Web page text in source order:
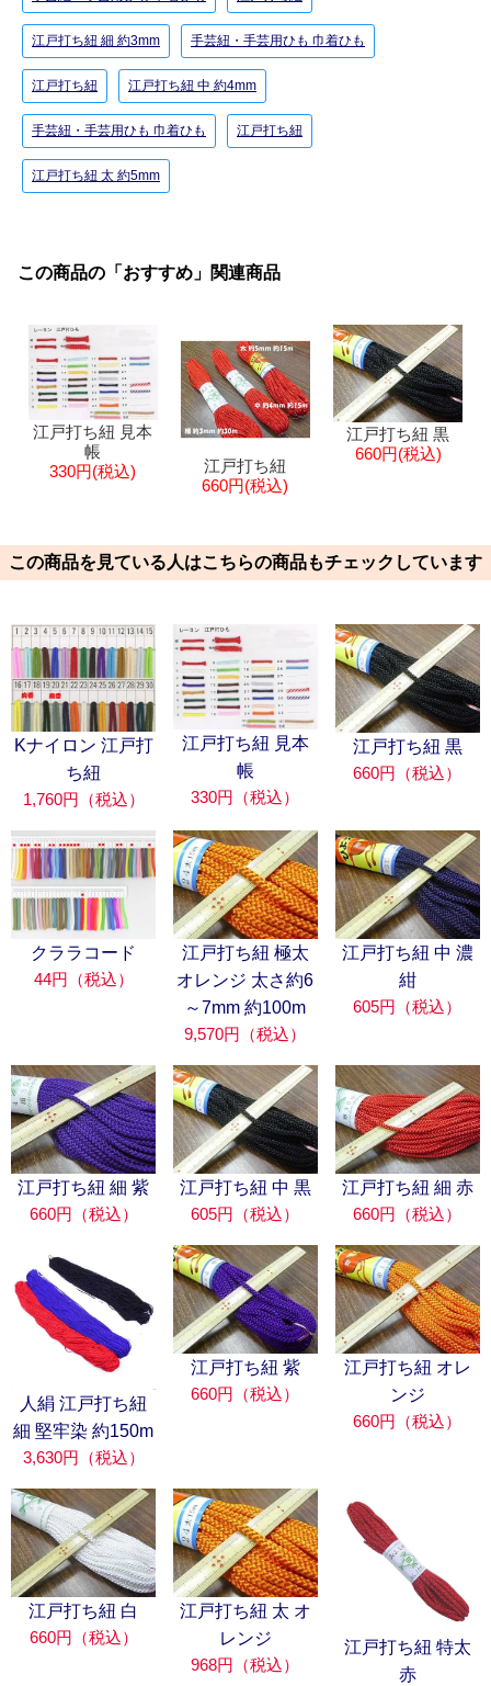
江戸打ち紐 細 約3mm 手芸紐・手芸用ひも 巾着ひも
江戸打ち紐 江戸打ち紐 中 約4mm
手芸紐・手芸用ひも 巾着ひも 江戸打ち紐
江戸打ち紐 太 約5mm
この商品の「おすすめ」関連商品
江戸打ち紐 見本
帳
330円(税込)
江戸打ち紐
660円(税込)
江戸打ち紐 黒
660円(税込)
この商品を見ている人はこちらの商品もチェックしています
Kナイロン 江戸打
ち紐
1,760円（税込）
江戸打ち紐 見本
帳
330円（税込）
江戸打ち紐 黒
660円（税込）
クララコード
44円（税込）
江戸打ち紐 極太
オレンジ 太さ約6
～7mm 約100m
9,570円（税込）
江戸打ち紐 中 濃
紺
605円（税込）
江戸打ち紐 細 紫
660円（税込）
江戸打ち紐 中 黒
605円（税込）
江戸打ち紐 細 赤
660円（税込）
人絹 江戸打ち紐
細 堅牢染 約150m
3,630円（税込）
江戸打ち紐 紫
660円（税込）
江戸打ち紐 オレ
ンジ
660円（税込）
江戸打ち紐 白
660円（税込）
江戸打ち紐 太 オ
レンジ
968円（税込）
江戸打ち紐 特太
赤